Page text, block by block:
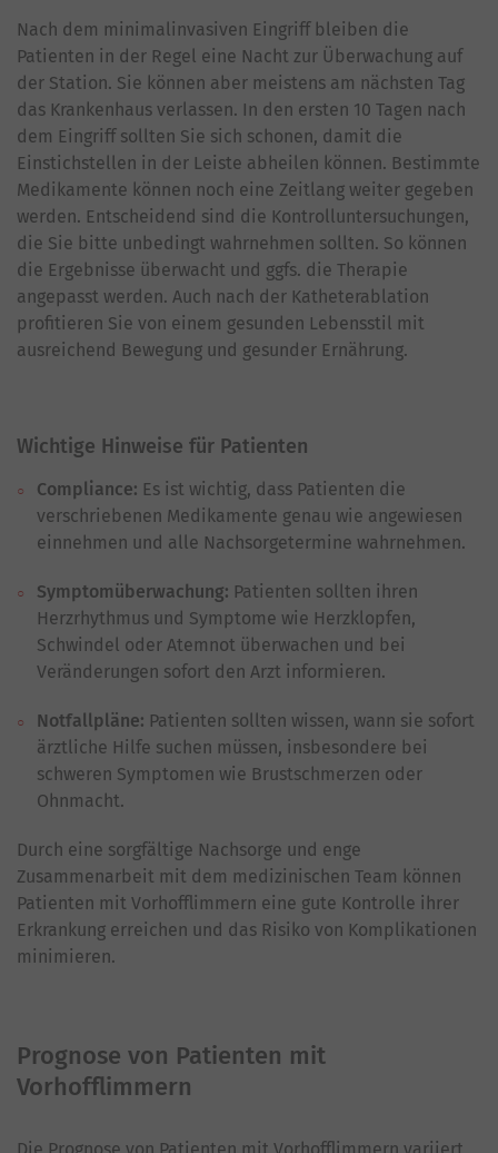
Nach dem minimalinvasiven Eingriff bleiben die
Patienten in der Regel eine Nacht zur Überwachung auf
der Station. Sie können aber meistens am nächsten Tag
das Krankenhaus verlassen. In den ersten 10 Tagen nach
dem Eingriff sollten Sie sich schonen, damit die
Einstichstellen in der Leiste abheilen können. Bestimmte
Medikamente können noch eine Zeitlang weiter gegeben
werden. Entscheidend sind die Kontrolluntersuchungen,
die Sie bitte unbedingt wahrnehmen sollten. So können
die Ergebnisse überwacht und ggfs. die Therapie
angepasst werden. Auch nach der Katheterablation
profitieren Sie von einem gesunden Lebensstil mit
ausreichend Bewegung und gesunder Ernährung.
Wichtige Hinweise für Patienten
Compliance: Es ist wichtig, dass Patienten die
verschriebenen Medikamente genau wie angewiesen
einnehmen und alle Nachsorgetermine wahrnehmen.
Symptomüberwachung: Patienten sollten ihren
Herzrhythmus und Symptome wie Herzklopfen,
Schwindel oder Atemnot überwachen und bei
Veränderungen sofort den Arzt informieren.
Notfallpläne: Patienten sollten wissen, wann sie sofort
ärztliche Hilfe suchen müssen, insbesondere bei
schweren Symptomen wie Brustschmerzen oder
Ohnmacht.
Durch eine sorgfältige Nachsorge und enge
Zusammenarbeit mit dem medizinischen Team können
Patienten mit Vorhofflimmern eine gute Kontrolle ihrer
Erkrankung erreichen und das Risiko von Komplikationen
minimieren.
Prognose von Patienten mit
Vorhofflimmern